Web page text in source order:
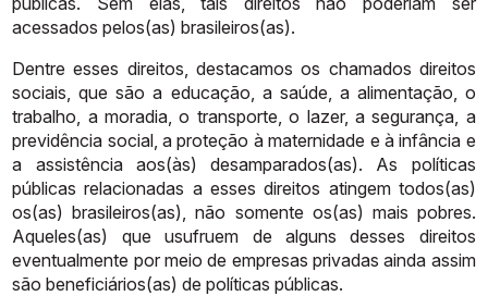
acessados pelos(as) brasileiros(as).
Dentre esses direitos, destacamos os chamados direitos
sociais,
que são a educação, a saúde, a alimentação, o
trabalho, a moradia, o transporte, o lazer, a segurança, a
previdência social, a proteção à maternidade e à infância e
a
assistência aos(às) desamparados(as). As políticas
públicas relacionadas a esses direitos atingem todos(as)
os(as) brasileiros(as), não somente os(as) mais pobres.
Aqueles(as)
que usufruem de alguns desses
direitos
eventualmente por meio de empresas privadas ainda assim
são beneficiários(as) de políticas públicas.